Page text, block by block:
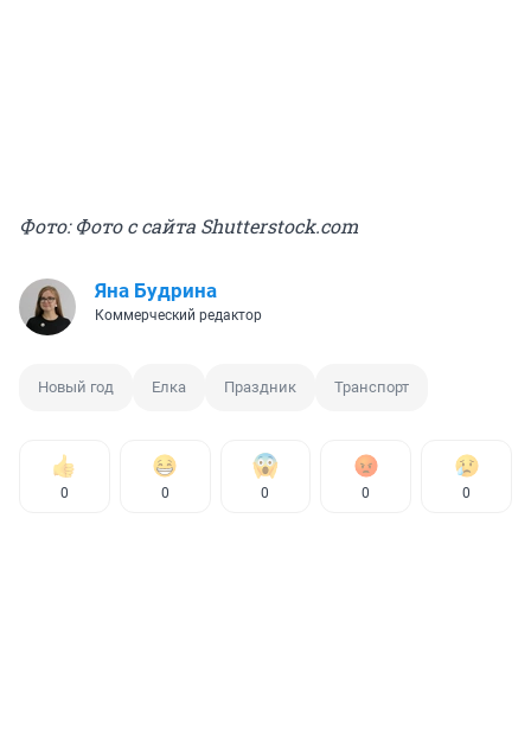
Фото: Фото с сайта Shutterstock.com
Яна Будрина
Коммерческий редактор
Новый год Елка Праздник Транспорт
0 0 0 0 0